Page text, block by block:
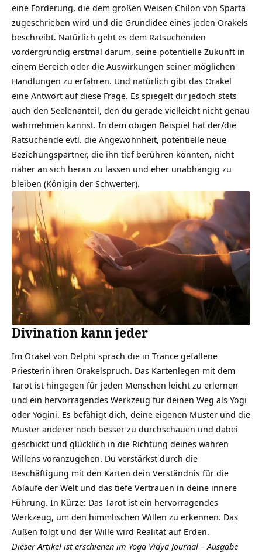
eine Forderung, die dem großen Weisen Chilon von Sparta
zugeschrieben wird und die Grundidee eines jeden Orakels
beschreibt. Natürlich geht es dem Ratsuchenden
vordergründig erstmal darum, seine potentielle Zukunft in
einem Bereich oder die Auswirkungen seiner möglichen
Handlungen zu erfahren. Und natürlich gibt das Orakel
eine Antwort auf diese Frage. Es spiegelt dir jedoch stets
auch den Seelenanteil, den du gerade vielleicht nicht genau
wahrnehmen kannst. In dem obigen Beispiel hat der/die
Ratsuchende evtl. die Angewohnheit, potentielle neue
Beziehungspartner, die ihn tief berühren könnten, nicht
näher an sich heran zu lassen und eher unabhängig zu
bleiben (Königin der Schwerter).
Divination kann jeder
Im Orakel von Delphi sprach die in Trance gefallene
Priesterin ihren Orakelspruch. Das Kartenlegen mit dem
Tarot ist hingegen für jeden Menschen leicht zu erlernen
und ein hervorragendes Werkzeug für deinen Weg als Yogi
oder Yogini. Es befähigt dich, deine eigenen Muster und die
Muster anderer noch besser zu durchschauen und dabei
geschickt und glücklich in die Richtung deines wahren
Willens voranzugehen. Du verstärkst durch die
Beschäftigung mit den Karten dein Verständnis für die
Abläufe der Welt und das tiefe Vertrauen in deine innere
Führung. In Kürze: Das Tarot ist ein hervorragendes
Werkzeug, um den himmlischen Willen zu erkennen. Das
Außen folgt und der Wille wird Realität auf Erden.
Dieser Artikel ist erschienen im Yoga Vidya Journal – Ausgabe